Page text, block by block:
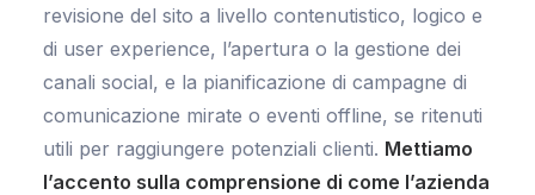
revisione del sito a livello contenutistico, logico e
di user experience, l’apertura o la gestione dei
canali social, e la pianificazione di campagne di
comunicazione mirate o eventi offline, se ritenuti
utili per raggiungere potenziali clienti. Mettiamo
l’accento sulla comprensione di come l’azienda